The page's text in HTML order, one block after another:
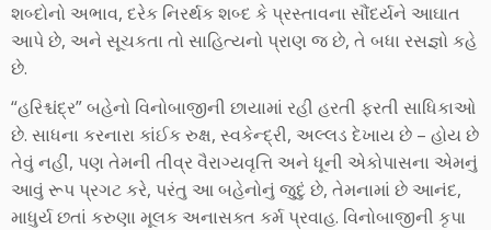
શબ્દોનો અભાવ, દરેક નિરર્થક શબ્દ કે પ્રસ્તાવના સૌંદર્યને આઘાત
આપે છે, અને સૂચકતા તો સાહિત્યનો પ્રાણ જ છે, તે બધા રસજ્ઞો કહે
છે.
“હરિશ્ચંદ્ર” બહેનો વિનોબાજીની છાયામાં રહી હરતી ફરતી સાધિકાઓ
છે. સાધના કરનારા કાંઈક રુક્ષ, સ્વકેન્દ્રી, અલ્લડ દેખાય છે – હોય છે
તેવું નહીં, પણ તેમની તીવ્ર વૈરાગ્યવૃત્તિ અને ધૂની એકોપાસના એમનું
આવું રૂપ પ્રગટ કરે, પરંતુ આ બહેનોનું જુદું છે, તેમનામાં છે આનંદ,
માધુર્ય છતાં કરુણા મૂલક અનાસક્ત કર્મ પ્રવાહ. વિનોબાજીની કૃપા